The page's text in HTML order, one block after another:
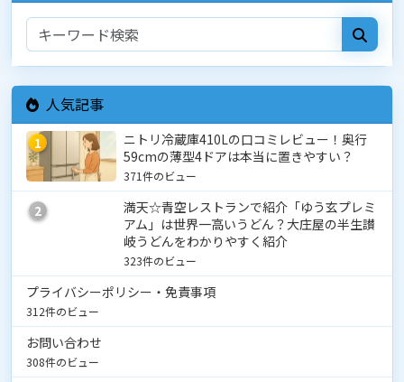
人気記事
1
ニトリ冷蔵庫410Lの口コミレビュー！奥行
59cmの薄型4ドアは本当に置きやすい？
371件のビュー
2
満天☆青空レストランで紹介「ゆう玄プレミ
アム」は世界一高いうどん？大庄屋の半生讃
岐うどんをわかりやすく紹介
323件のビュー
プライバシーポリシー・免責事項
312件のビュー
お問い合わせ
308件のビュー